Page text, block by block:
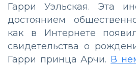
Гарри Уэльская. Эта
достоянием
как в Интернете
свидетельства о
Гарри принца Арчи. В